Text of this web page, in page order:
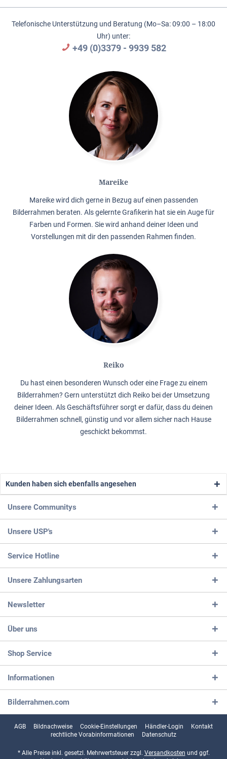
Telefonische Unterstützung und Beratung (Mo–Sa: 09:00 – 18:00
Uhr) unter:
+49 (0)3379 - 9939 582
Mareike
Mareike wird dich gerne in Bezug auf einen passenden
Bilderrahmen beraten. Als gelernte Grafikerin hat sie ein Auge für
Farben und Formen. Sie wird anhand deiner Ideen und
Vorstellungen mit dir den passenden Rahmen finden.
Reiko
Du hast einen besonderen Wunsch oder eine Frage zu einem
Bilderrahmen? Gern unterstützt dich Reiko bei der Umsetzung
deiner Ideen. Als Geschäftsführer sorgt er dafür, dass du deinen
Bilderrahmen schnell, günstig und vor allem sicher nach Hause
geschickt bekommst.
Kunden haben sich ebenfalls angesehen
Unsere Communitys
Unsere USP's
Service Hotline
Unsere Zahlungsarten
Newsletter
Über uns
Shop Service
Informationen
Bilderrahmen.com
AGB Bildnachweise Cookie-Einstellungen Händler-Login
Kontakt
rechtliche Vorabinformationen
Datenschutz
* Alle Preise inkl. gesetzl. Mehrwertsteuer zzgl. Versandkosten und ggf.